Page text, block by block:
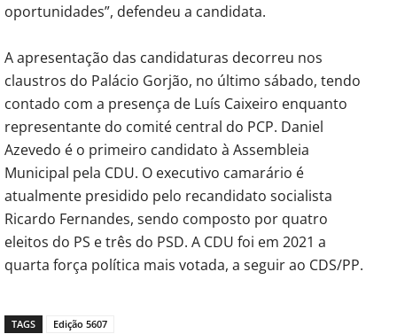
oportunidades”, defendeu a candidata.
A apresentação das candidaturas decorreu nos
claustros do Palácio Gorjão, no último sábado, tendo
contado com a presença de Luís Caixeiro enquanto
representante do comité central do PCP. Daniel
Azevedo é o primeiro candidato à Assembleia
Municipal pela CDU. O executivo camarário é
atualmente presidido pelo recandidato socialista
Ricardo Fernandes, sendo composto por quatro
eleitos do PS e três do PSD. A CDU foi em 2021 a
quarta força política mais votada, a seguir ao CDS/PP.
TAGS Edição 5607